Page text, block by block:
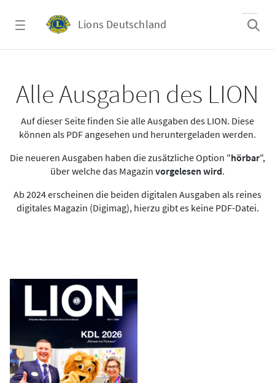
Lions Deutschland
Alle Ausgaben des LION
Auf dieser Seite finden Sie alle Ausgaben des LION. Diese
können als PDF angesehen und heruntergeladen werden.
Die neueren Ausgaben haben die zusätzliche Option "hörbar",
über welche das Magazin vorgelesen wird.
Ab 2024 erscheinen die beiden digitalen Ausgaben als reines
digitales Magazin (Digimag), hierzu gibt es keine PDF-Datei.